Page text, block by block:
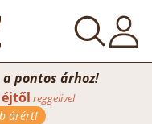
a pontos árhoz!
éjtől reggelivel
árért!